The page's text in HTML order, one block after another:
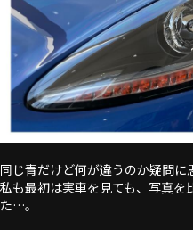
同じ青だけど何が違うのか疑問に
私も最初は実車を見ても、写真を
た…。